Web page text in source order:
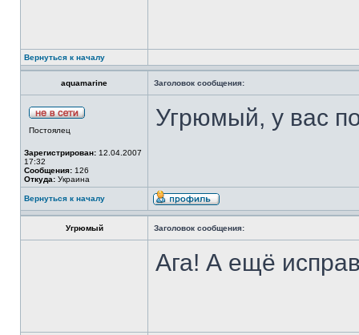
Вернуться к началу
aquamarine Заголовок сообщения:
Постоялец
Зарегистрирован: 12.04.2007
17:32
Сообщения: 126
Откуда: Украина
Угрюмый, у вас
Вернуться к началу
Угрюмый Заголовок сообщения:
Ага! А ещё